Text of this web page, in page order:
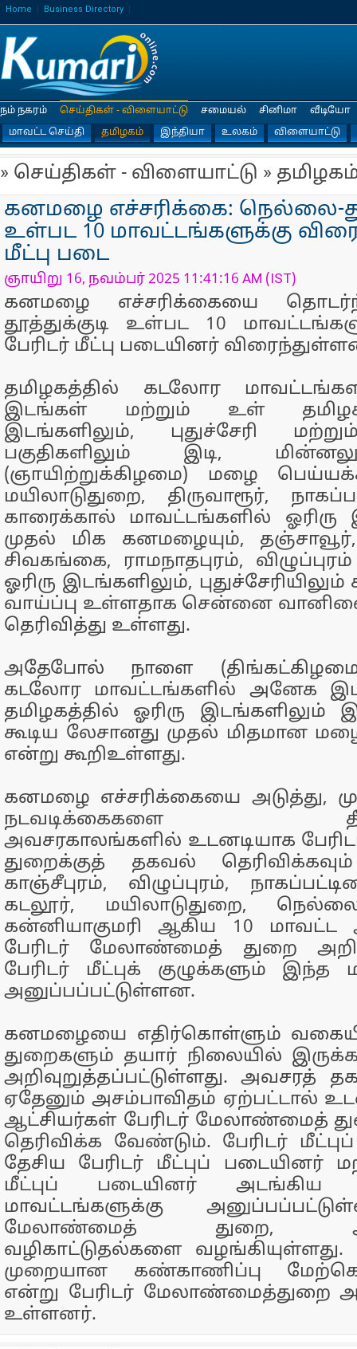
Home Business Directory
நம் நகரம்
செய்திகள் - விளையாட்டு
மாவட்ட செய்தி
தமிழகம் இந்தியா உலகம் விளையாட்டு
சமையல் சினிமா வீடியோ
» செய்திகள் - விளையாட்டு »
கனமழை எச்சரிக்கை: நெல்லை-
உள்பட 10 மாவட்டங்களுக்கு
மீட்பு படை
ஞாயிறு 16, நவம்பர் 2025 11:41:16 AM (IST)
கனமழை எச்சரிக்கையை
தூத்துக்குடி உள்பட 10
பேரிடர் மீட்பு படையினர்
தமிழகத்தில் கடலோர
இடங்கள் மற்றும் உள்
இடங்களிலும், புதுச்சேரி
பகுதிகளிலும் இடி,
(ஞாயிற்றுக்கிழமை) மழை
மயிலாடுதுறை, திருவாரூர்,
காரைக்கால் மாவட்டங்களில்
முதல் மிக கனமழையும்,
சிவகங்கை, ராமநாதபுரம்,
ஓரிரு இடங்களிலும்,
வாய்ப்பு உள்ளதாக சென்னை
தெரிவித்து உள்ளது.
அதேபோல் நாளை
கடலோர மாவட்டங்களில் அனேக
தமிழகத்தில் ஓரிரு இடங்களிலும்
கூடிய லேசானது முதல் மிதமான
என்று கூறிஉள்ளது.
கனமழை எச்சரிக்கையை அடுத்து,
நடவடிக்கைகளை
அவசரகாலங்களில் உடனடியாக
துறைக்குத் தகவல்
காஞ்சீபுரம், விழுப்புரம்,
கடலூர், மயிலாடுதுறை, நெல்லை,
கன்னியாகுமரி ஆகிய 10 மாவட்ட
பேரிடர் மேலாண்மைத் துறை
பேரிடர் மீட்புக் குழுக்களும் இந்த
அனுப்பப்பட்டுள்ளன.
கனமழையை எதிர்கொள்ளும்
துறைகளும் தயார் நிலையில்
அறிவுறுத்தப்பட்டுள்ளது. அவசரத்
ஏதேனும் அசம்பாவிதம் ஏற்பட்டால்
ஆட்சியர்கள் பேரிடர் மேலாண்மைத்
தெரிவிக்க வேண்டும். பேரிடர்
தேசிய பேரிடர் மீட்புப் படையினர்
மீட்புப் படையினர் அடங்கிய
மாவட்டங்களுக்கு
மேலாண்மைத் துறை,
வழிகாட்டுதல்களை
முறையான கண்காணிப்பு
என்று பேரிடர் மேலாண்மைத்துறை
உள்ளனர்.